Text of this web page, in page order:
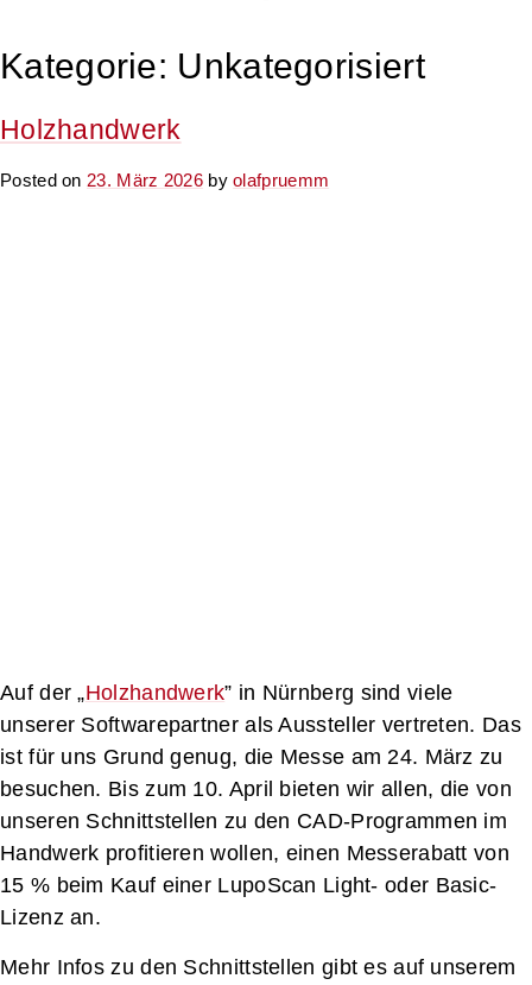
Kategorie: Unkategorisiert
Holzhandwerk
Posted on 23. März 2026byolafpruemm
Auf der „Holzhandwerk” in Nürnberg sind viele
unserer Softwarepartner als Aussteller vertreten. Das
ist für uns Grund genug, die Messe am 24. März zu
besuchen. Bis zum 10. April bieten wir allen, die von
unseren Schnittstellen zu den CAD-Programmen im
Handwerk profitieren wollen, einen Messerabatt von
15 % beim Kauf einer LupoScan Light- oder Basic-
Lizenz an.
Mehr Infos zu den Schnittstellen gibt es auf unserem